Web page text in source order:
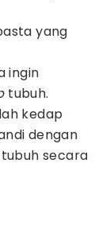
yang
ingin
tubuh.
kedap
dengan
secara